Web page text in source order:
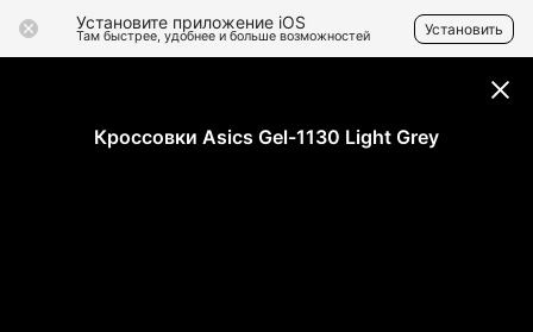
Установите приложение iOS
Там быстрее, удобнее и больше возможностей Установить
Кроссовки Asics Gel-1130 Light Grey